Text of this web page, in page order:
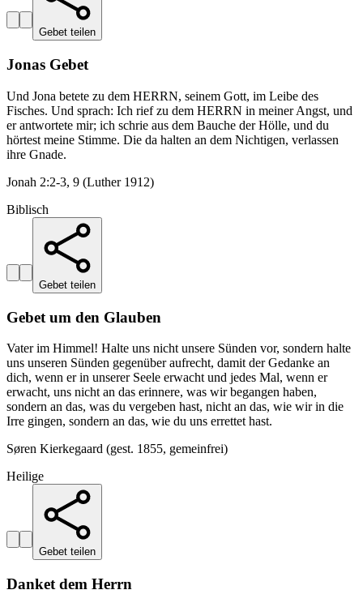
Gebet teilen
Jonas Gebet
Und Jona betete zu dem HERRN, seinem Gott, im Leibe des
Fisches. Und sprach: Ich rief zu dem HERRN in meiner Angst, und
er antwortete mir; ich schrie aus dem Bauche der Hölle, und du
hörtest meine Stimme. Die da halten an dem Nichtigen, verlassen
ihre Gnade.
Jonah 2:2-3, 9 (Luther 1912)
Biblisch
Gebet teilen
Gebet um den Glauben
Vater im Himmel! Halte uns nicht unsere Sünden vor, sondern halte
uns unseren Sünden gegenüber aufrecht, damit der Gedanke an
dich, wenn er in unserer Seele erwacht und jedes Mal, wenn er
erwacht, uns nicht an das erinnere, was wir begangen haben,
sondern an das, was du vergeben hast, nicht an das, wie wir in die
Irre gingen, sondern an das, wie du uns errettet hast.
Søren Kierkegaard (gest. 1855, gemeinfrei)
Heilige
Gebet teilen
Danket dem Herrn